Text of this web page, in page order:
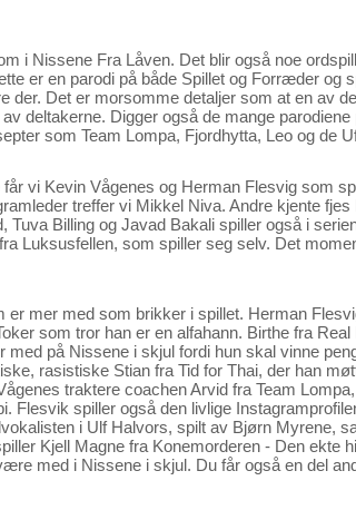
i Nissene Fra Låven. Det blir også noe
er en parodi på både Spillet og Forræder og
der. Det er morsomme detaljer som at en av
deltakerne. Digger også de mange
som Team Lompa, Fjordhytta, Leo og de
vi Kevin Vågenes og Herman Flesvig som
treffer vi Mikkel Niva. Andre kjente
Billing og Javad Bakali spiller også i
Luksusfellen, som spiller seg selv. Det
mer med som brikker i spillet. Herman
som tror han er en alfahann. Birthe fra
på Nissene i skjul fordi hun skal vinne
rasistiske Stian fra Tid for Thai, der han
traktere coachen Arvid fra Team
Flesvik spiller også den livlige
i Ulf Halvors, spilt av Bjørn Myrene,
Kjell Magne fra Konemorderen - Den ekte
med i Nissene i skjul. Du får også en del